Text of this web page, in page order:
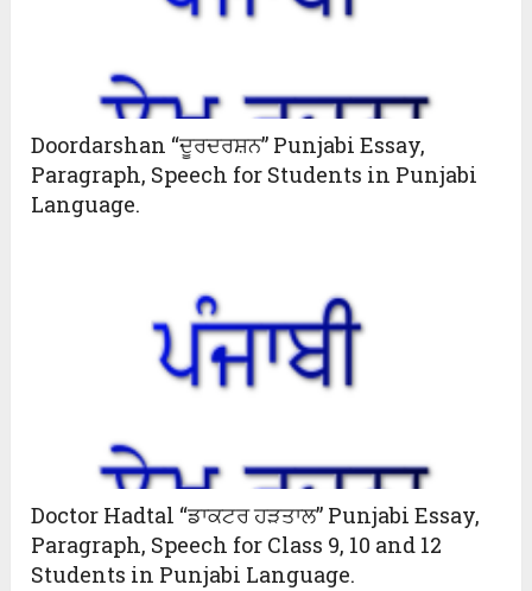
Doordarshan “ਦੂਰਦਰਸ਼ਨ” Punjabi Essay,
Paragraph, Speech for Students in Punjabi
Language.
Doctor Hadtal “ਡਾਕਟਰ ਹੜਤਾਲ” Punjabi Essay,
Paragraph, Speech for Class 9, 10 and 12
Students in Punjabi Language.